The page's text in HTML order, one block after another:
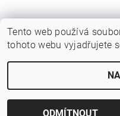
2026 © Galerie KRAB, všechna
Tento web používá
tohoto webu vyjadřujete
ODMÍTNOUT